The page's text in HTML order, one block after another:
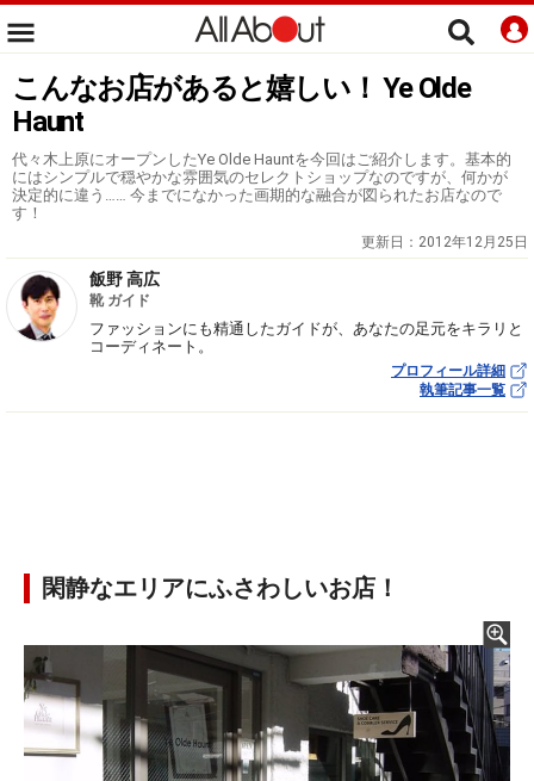
こんなお店があると嬉しい！ Ye Olde
Haunt
代々木上原にオープンしたYe Olde Hauntを今回はご紹介します。基本的
にはシンプルで穏やかな雰囲気のセレクトショップなのですが、何かが
決定的に違う…… 今までになかった画期的な融合が図られたお店なので
す！
更新日： 2012年12月25日
飯野 高広
靴 ガイド
ファッションにも精通したガイドが、あなたの足元をキラリと
コーディネート。
プロフィール詳細
執筆記事一覧
閑静なエリアにふさわしいお店！